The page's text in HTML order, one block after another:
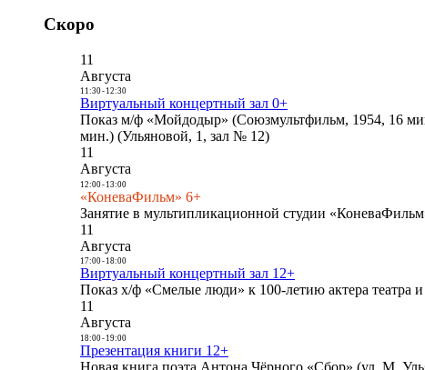
Скоро
11
Августа
11:30- 12:30
Виртуальный концертный зал 0+
Показ м/ф «Мойдодыр» (Союзмультфильм, 1954, 16
мин.) (Ульяновой, 1, зал № 12)
11
Августа
12:00- 13:00
«КоневаФильм» 6+
Занятие в мультипликационной студии
11
Августа
17:00- 18:00
Виртуальный концертный зал 12+
Показ х/ф «Смелые люди» к 100-летию актера
11
Августа
18:00- 19:00
Презентация книги 12+
Новая книга поэта Антона Чёрного «Сбор» (ул. М.